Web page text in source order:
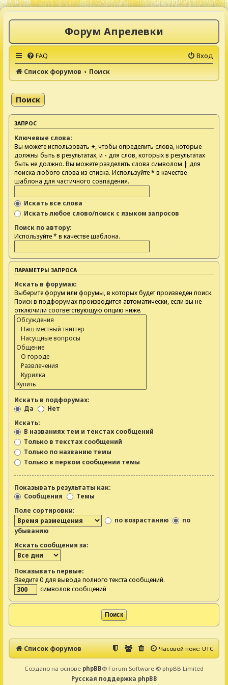
Форум Апрелевки
FAQ
Вход
Список форумов
Поиск
Поиск
ЗАПРОС
Ключевые слова:
Вы можете использовать +, чтобы определить слова, которые
должны быть в результатах, и - для слов, которых в результатах
быть не должно. Вы можете разделить слова символом | для
поиска любого слова из списка. Используйте* в качестве
шаблона для частичного совпадения.
Искать все слова
Искать любое слово/поиск с языком запросов
Поиск по автору:
Используйте * в качестве шаблона.
ПАРАМЕТРЫ ЗАПРОСА
Искать в форумах:
Выберите форум или форумы, в которых будет произведён поиск.
Поиск в подфорумах производится автоматически, если вы не
отключили соответствующую опцию ниже.
Искать в подфорумах:
Да
Нет
Искать:
В названиях тем и текстах сообщений
Только в текстах сообщений
Только по названию темы
Только в первом сообщении темы
Показывать результаты как:
Сообщения
Темы
Поле сортировки:
по возрастанию
по
убыванию
Искать сообщения за:
Показывать первые:
Введите 0 для вывода полного текста сообщений.
символов сообщений
Список форумов Часовой пояс:UTC
Создано на основе phpBB® Forum Software © phpBB Limited
Русская поддержка phpBB